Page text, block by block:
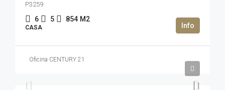
P3259
6 5 854 M2
CASA
Oficina CENTURY 21